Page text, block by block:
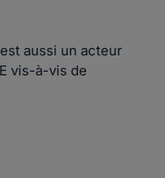
aussi un acteur
vis-à-vis de